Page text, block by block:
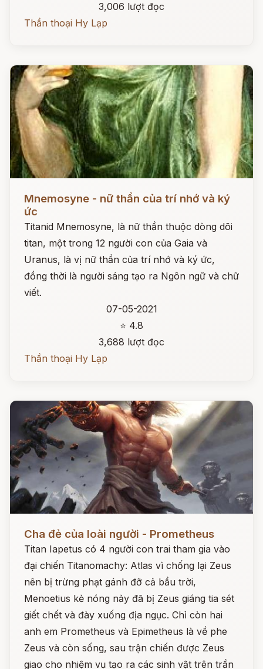
3,006 lượt đọc
Thần thoại Hy Lạp
Mnemosyne - nữ thần của trí nhớ và ký
ức
Titanid Mnemosyne, là nữ thần thuộc dòng dõi
titan, một trong 12 người con của Gaia và
Uranus, là vị nữ thần của trí nhớ và ký ức,
đồng thời là người sáng tạo ra Ngôn ngữ và chữ
viết.
07-05-2021
⭐ 4.8
3,688 lượt đọc
Thần thoại Hy Lạp
Cha đẻ của loài người - Prometheus
Titan Iapetus có 4 người con trai tham gia vào
đại chiến Titanomachy: Atlas vì chống lại Zeus
nên bị trừng phạt gánh đỡ cả bầu trời,
Menoetius kẻ nóng nảy đã bị Zeus giáng tia sét
giết chết và đày xuống địa ngục. Chỉ còn hai
anh em Prometheus và Epimetheus là về phe
Zeus và còn sống, sau trận chiến được Zeus
giao cho nhiệm vụ tạo ra các sinh vật trên trần